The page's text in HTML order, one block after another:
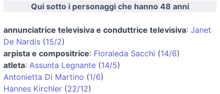
Qui sotto i personaggi che hanno 48 anni
annunciatrice televisiva e conduttrice televisiva: Janet
De Nardis (15/2)
arpista e compositrice: Floraleda Sacchi (14/6)
atleta: Assunta Legnante (14/5)
Antonietta Di Martino (1/6)
Hannes Kirchler (22/12)